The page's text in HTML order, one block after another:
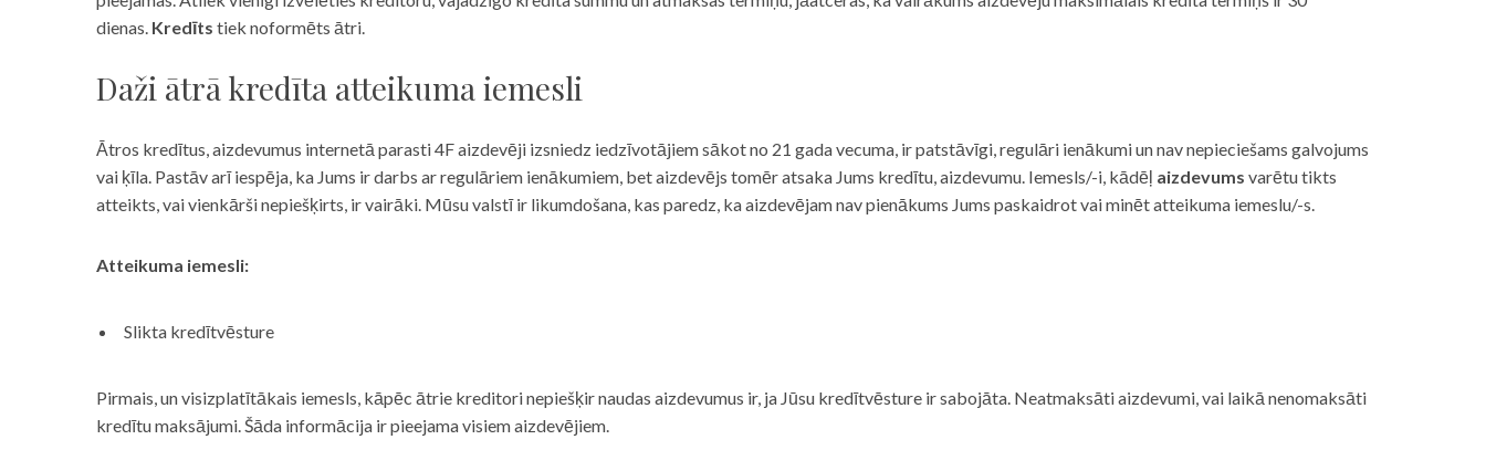
dienas. Kredīts tiek noformēts ātri.
Daži ātrā kredīta atteikuma iemesli
Ātros kredītus, aizdevumus internetā parasti 4F aizdevēji izsniedz iedzīvotājiem sākot no 21 gada vecuma, ir patstāvīgi, regulāri ienākumi un nav nepieciešams galvojums
vai ķīla. Pastāv arī iespēja, ka Jums ir darbs ar regulāriem ienākumiem, bet aizdevējs tomēr atsaka Jums kredītu, aizdevumu. Iemesls/-i, kādēļ aizdevums varētu tikts
atteikts, vai vienkārši nepiešķirts, ir vairāki. Mūsu valstī ir likumdošana, kas paredz, ka aizdevējam nav pienākums Jums paskaidrot vai minēt atteikuma iemeslu/-s.
Atteikuma iemesli:
Slikta kredītvēsture
Pirmais, un visizplatītākais iemesls, kāpēc ātrie kreditori nepiešķir naudas aizdevumus ir, ja Jūsu kredītvēsture ir sabojāta. Neatmaksāti aizdevumi, vai laikā nenomaksāti
kredītu maksājumi. Šāda informācija ir pieejama visiem aizdevējiem.